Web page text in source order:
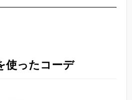
使ったコーデ